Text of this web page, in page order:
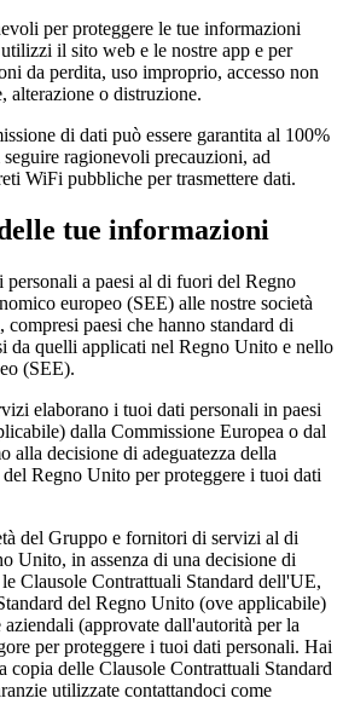
per proteggere le tue informazioni
il sito web e le nostre app e per
da perdita, uso improprio, accesso non
alterazione o distruzione.
di dati può essere garantita al 100%
ragionevoli precauzioni, ad
WiFi pubbliche per trasmettere dati.
tue informazioni
a paesi al di fuori del Regno
europeo (SEE) alle nostre società
compresi paesi che hanno standard di
da quelli applicati nel Regno Unito e nello
(SEE).
elaborano i tuoi dati personali in paesi
dalla Commissione Europea o dal
alla decisione di adeguatezza della
Regno Unito per proteggere i tuoi dati
del Gruppo e fornitori di servizi al di
Unito, in assenza di una decisione di
Clausole Contrattuali Standard dell'UE,
del Regno Unito (ove applicabile)
(approvate dall'autorità per la
per proteggere i tuoi dati personali. Hai
delle Clausole Contrattuali Standard
utilizzate contattandoci come